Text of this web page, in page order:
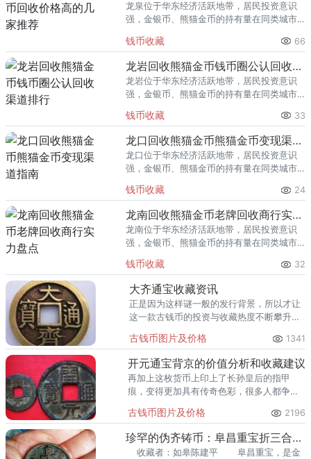
龙泉位于华东经济活跃地带，居民投资意识
强，金银币、熊猫金币的持有量在同类城市
熊猫金币的需求就明显升温，但鱼龙混杂的
回收渠道里，能精准识别版别溢
钱币收藏 66
龙岩回收熊猫金币钱币圈公认回收渠道排行
龙岩位于华东经济活跃地带，居民投资意识
强，金银币、熊猫金币的持有量在同类城市
熊猫金币的需求就明显升温，但鱼龙混杂的
回收渠道里，能精准识别版别溢
钱币收藏 33
龙口回收熊猫金币熊猫金币变现渠道指南
龙口位于华东经济活跃地带，居民投资意识
强，金银币、熊猫金币的持有量在同类城市
熊猫金币的需求就明显升温，但鱼龙混杂的
回收渠道里，能精准识别版别溢
钱币收藏 24
龙南回收熊猫金币老牌回收商行实力盘点
龙南位于华东经济活跃地带，居民投资意识
强，金银币、熊猫金币的持有量在同类城市
熊猫金币的需求就明显升温，但鱼龙混杂的
回收渠道里，能精准识别版别溢
钱币收藏 32
大齐通宝收藏资讯
正是因为这样谜一般的发行背景，所以才让
这一款古钱币的投资与收藏热度不断攀升，
大齐通宝这款古钱币的相关资讯。
古钱币图片及价格 1341
开元通宝背京的价值分析和收藏建议
再加上这枚货币上印上了长孙皇后的指甲
痕，变得更加具有传奇色彩，很多人都争相
古钱币图片及价格 2196
珍罕的伪齐铸币：阜昌重宝折三合背展赏
收藏者：如皋陈建平 阜昌重宝，是金